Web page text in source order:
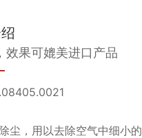
效果可媲美进口产品
尘，用以去除空气中细小的